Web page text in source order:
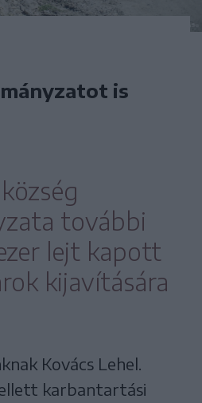
is
további
lejt kapott
kijavítására
Kovács Lehel.
karbantartási